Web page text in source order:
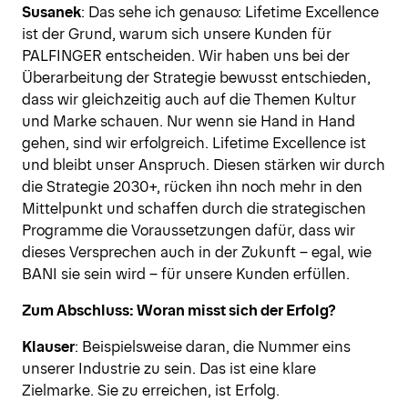
Susanek: Das sehe ich genauso: Lifetime Excellence
ist der Grund, warum sich unsere Kunden für
PALFINGER entscheiden. Wir haben uns bei der
Überarbeitung der Strategie bewusst entschieden,
dass wir gleichzeitig auch auf die Themen Kultur
und Marke schauen. Nur wenn sie Hand in Hand
gehen, sind wir erfolgreich. Lifetime Excellence ist
und bleibt unser Anspruch. Diesen stärken wir durch
die Strategie 2030+, rücken ihn noch mehr in den
Mittelpunkt und schaffen durch die strategischen
Programme die Voraussetzungen dafür, dass wir
dieses Versprechen auch in der Zukunft – egal, wie
BANI sie sein wird – für unsere Kunden erfüllen.
Zum Abschluss: Woran misst sich der Erfolg?
Klauser: Beispielsweise daran, die Nummer eins
unserer Industrie zu sein. Das ist eine klare
Zielmarke. Sie zu erreichen, ist Erfolg.